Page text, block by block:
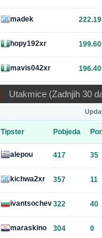
madek 222.19
hopy192xr 199.60
mavis042xr 196.40
Utakmice (Zadnjih 30
Tipster Pobjeda
alepou 417 35
kichwa2xr 357 11
ivantsochev322 40
maraskino 304 0